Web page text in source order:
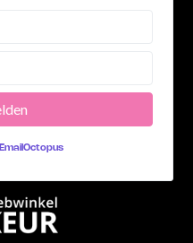
EmailOctopus